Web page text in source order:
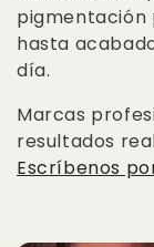
e
c
c
i
ó
pigmentación
hasta
día.
Marcas
resultados
Escríbenos